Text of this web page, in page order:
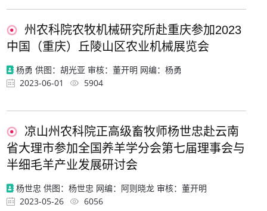
州农科院农牧机械研究所赴重庆参加2023
中国（重庆）丘陵山区农业机械展览会
杨勇 供图：胡光亚 审核：董开明 网编：杨勇
2023-06-01
5904
凉山州农科院正高级畜牧师杨世忠赴云南
省大理市参加全国养羊学分会第七届理事会与
半细毛羊产业发展研讨会
杨世忠 供图：杨世忠 网编：阿则晓龙 审核：董开明
2023-05-26
6056